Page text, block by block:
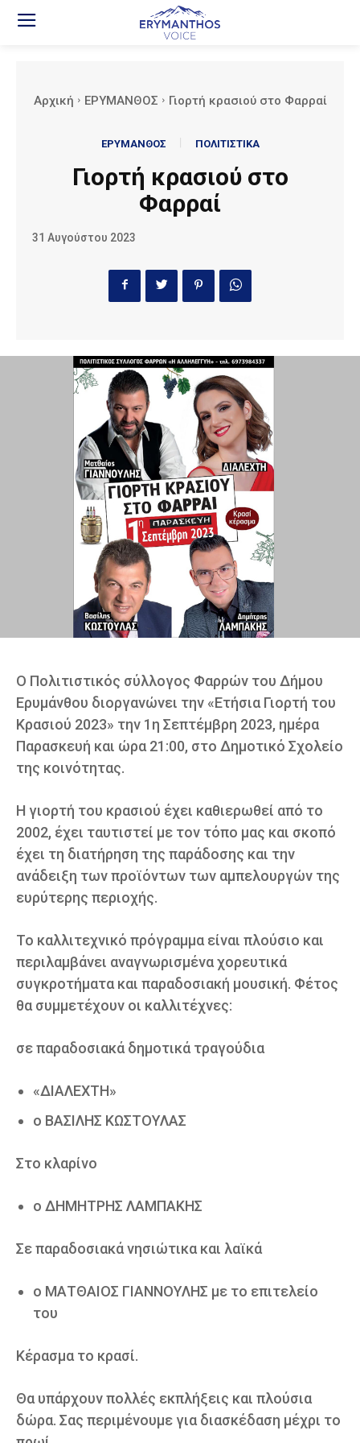
Αρχική ΕΡΥΜΑΝΘΟΣ Γιορτή κρασιού στο Φαρραί
ΕΡΥΜΑΝΘΟΣ ΠΟΛΙΤΙΣΤΙΚΑ
Γιορτή κρασιού στο
Φαρραί
31 Αυγούστου 2023
Ο Πολιτιστικός σύλλογος Φαρρών του Δήμου
Ερυμάνθου διοργανώνει την «Ετήσια Γιορτή του
Κρασιού 2023» την 1η Σεπτέμβρη 2023, ημέρα
Παρασκευή και ώρα 21:00, στο Δημοτικό Σχολείο
της κοινότητας.
Η γιορτή του κρασιού έχει καθιερωθεί από το
2002, έχει ταυτιστεί με τον τόπο μας και σκοπό
έχει τη διατήρηση της παράδοσης και την
ανάδειξη των προϊόντων των αμπελουργών της
ευρύτερης περιοχής.
Το καλλιτεχνικό πρόγραμμα είναι πλούσιο και
περιλαμβάνει αναγνωρισμένα χορευτικά
συγκροτήματα και παραδοσιακή μουσική. Φέτος
θα συμμετέχουν οι καλλιτέχνες:
σε παραδοσιακά δημοτικά τραγούδια
«ΔΙΑΛΕΧΤΗ»
ο ΒΑΣΙΛΗΣ ΚΩΣΤΟΥΛΑΣ
Στο κλαρίνο
ο ΔΗΜΗΤΡΗΣ ΛΑΜΠΑΚΗΣ
Σε παραδοσιακά νησιώτικα και λαϊκά
ο ΜΑΤΘΑΙΟΣ ΓΙΑΝΝΟΥΛΗΣ με το επιτελείο
του
Κέρασμα το κρασί.
Θα υπάρχουν πολλές εκπλήξεις και πλούσια
δώρα. Σας περιμένουμε για διασκέδαση μέχρι το